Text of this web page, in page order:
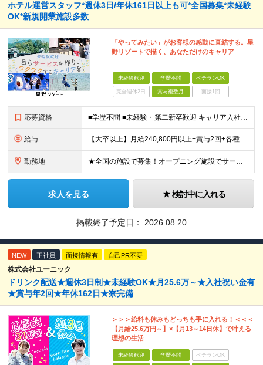
ホテル運営スタッフ*週休3日/年休161日以上も可*全国募集*未経験
OK*新規開業施設多数
「やってみたい」がお客様の感動に直結する。星
野リゾートで描く、あなただけのキャリア
未経験歓迎 学歴不問 ベテランOK
完全週休2日 賞与複数月 面接1回
応募資格 ■学歴不問 ■未経験・第二新卒歓迎 キャリア入社のメンバーは元美容師、営業、教員などさまざま！ これまでの経験やあなたらしい視点を活かして よりよいサービスを生み出していきましょう！
給与 【大卒以上】月給240,800円以上+賞与2回+各種手当 【短大・専門学校卒】月給204,400円以上+賞与2回+各種手当 【上記以外】月給187,000円以上+賞与2回+各種手当 ※経験、資格、能
勤務地 ★全国の施設で募集！オープニング施設でサービスを作っていきたい方は大歓迎！ ★希望しない転勤は原則なし 【積極採用エリア】 ■界 蔵王（26年10月開業予定） ※開業前に入社された場合、全国の星野リ
求人を見る 検討中に入れる
掲載終了予定日： 2026.08.20
NEW 正社員 面接情報有 自己PR不要
株式会社ユーニック
ドリンク配送★週休3日制★未経験OK★月25.6万～★入社祝い金有
★賞与年2回★年休162日★寮完備
＞＞＞給料も休みもどっちも手に入れる！＜＜＜
【月給25.6万円～】×【月13～14日休】で叶える
理想の生活
未経験歓迎 学歴不問 ベテランOK